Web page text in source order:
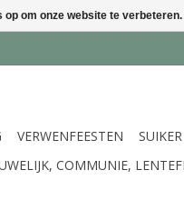
VERWENFEESTEN
COMMUNIE,
op om onze website te